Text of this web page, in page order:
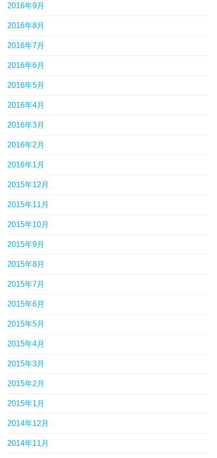
2016年9月
2016年8月
2016年7月
2016年6月
2016年5月
2016年4月
2016年3月
2016年2月
2016年1月
2015年12月
2015年11月
2015年10月
2015年9月
2015年8月
2015年7月
2015年6月
2015年5月
2015年4月
2015年3月
2015年2月
2015年1月
2014年12月
2014年11月